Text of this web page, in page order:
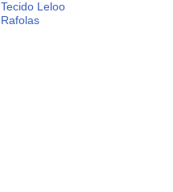
Tecido Leloo
Rafolas